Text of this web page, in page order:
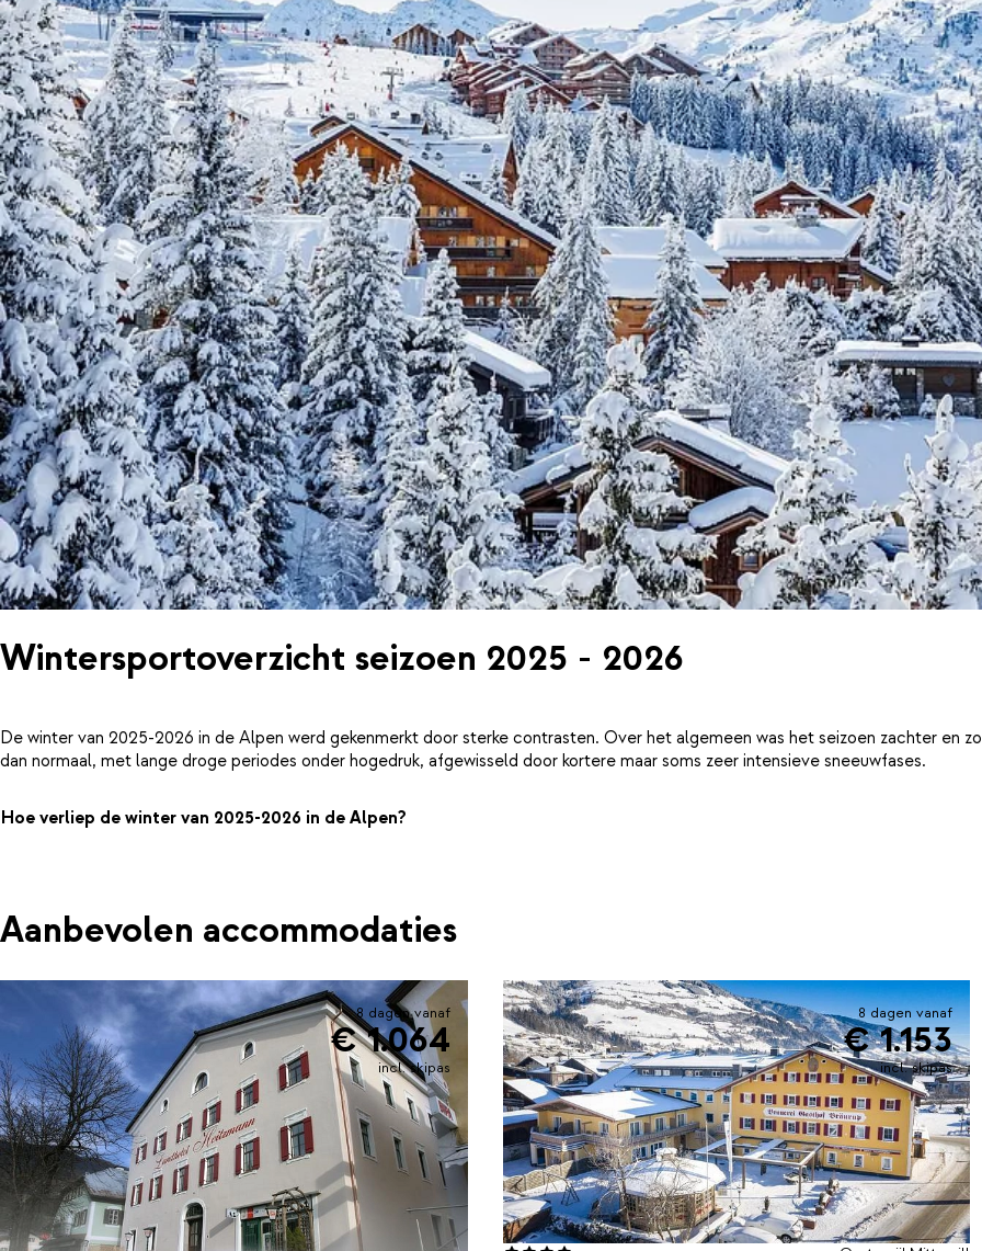
Wintersportoverzicht seizoen 2025 - 2026
De winter van 2025-2026 in de Alpen werd gekenmerkt door sterke contrasten. Over het algemeen was het seizoen zachter en
dan normaal, met lange droge periodes onder hogedruk, afgewisseld door kortere maar soms zeer intensieve sneeuwfases.
Hoe verliep de winter van 2025-2026 in de Alpen?
Aanbevolen accommodaties
8 dagen vanaf
€ 1.064
incl. skipas
8 dagen vanaf
€ 1.153
incl. skipas